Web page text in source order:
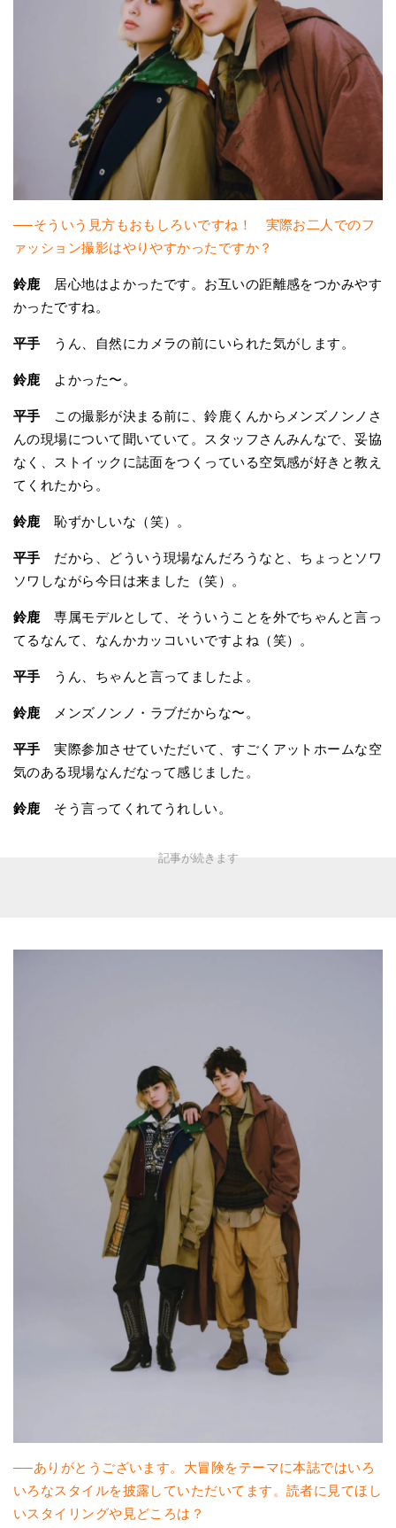
──そういう見方もおもしろいですね！ 実際お二人でのフ
ァッション撮影はやりやすかったですか？
鈴鹿 居心地はよかったです。お互いの距離感をつかみやす
かったですね。
平手 うん、自然にカメラの前にいられた気がします。
鈴鹿 よかった〜。
平手 この撮影が決まる前に、鈴鹿くんからメンズノンノさ
んの現場について聞いていて。スタッフさんみんなで、妥協
なく、ストイックに誌面をつくっている空気感が好きと教え
てくれたから。
鈴鹿 恥ずかしいな（笑）。
平手 だから、どういう現場なんだろうなと、ちょっとソワ
ソワしながら今日は来ました（笑）。
鈴鹿 専属モデルとして、そういうことを外でちゃんと言っ
てるなんて、なんかカッコいいですよね（笑）。
平手 うん、ちゃんと言ってましたよ。
鈴鹿 メンズノンノ・ラブだからな〜。
平手実際参加させていただいて、すごくアットホームな空
気のある現場なんだなって感じました。
鈴鹿 そう言ってくれてうれしい。
──ありがとうございます。大冒険をテーマに本誌ではいろ
いろなスタイルを披露していただいてます。読者に見てほし
いスタイリングや見どころは？